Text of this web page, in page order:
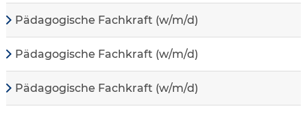
Pädagogische Fachkraft (w/m/d)
Pädagogische Fachkraft (w/m/d)
Pädagogische Fachkraft (w/m/d)